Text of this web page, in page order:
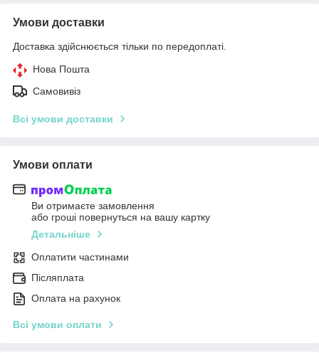
Умови доставки
Доставка здійснюється тільки по передоплаті.
Нова Пошта
Самовивіз
Всі умови доставки
Умови оплати
Ви отримаєте замовлення
або гроші повернуться на вашу картку
Детальніше
Оплатити частинами
Післяплата
Оплата на рахунок
Всі умови оплати